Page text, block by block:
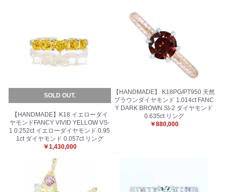
SOLD OUT.
【HANDMADE】K18 イエローダイ
ヤモンドFANCY VIVID YELLOW VS-
1 0.252ct イエローダイヤモンド 0.95
1ct ダイヤモンド 0.057ct リング
￥1,430,000
【HANDMADE】 K18PG/PT950 天然
ブラウンダイヤモンド 1.014ct FANC
Y DARK BROWN SI-2 ダイヤモンド
0.635ct リング
￥880,000